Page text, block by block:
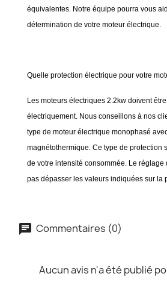
équivalentes. Notre équipe pourra vous
détermination de votre moteur électrique.
Quelle protection électrique pour votre
Les moteurs électriques 2.2kw doivent
électriquement. Nous conseillons à nos
type de moteur électrique monophasé
magnétothermique. Ce type de protection
de votre intensité consommée. Le réglage
pas dépasser les valeurs indiquées sur la
Commentaires (0)
Aucun avis n'a été publié